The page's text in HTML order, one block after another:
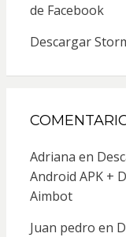
de Facebook
Descargar
Adriana en
Android APK +
Aimbot
Juan pedro en